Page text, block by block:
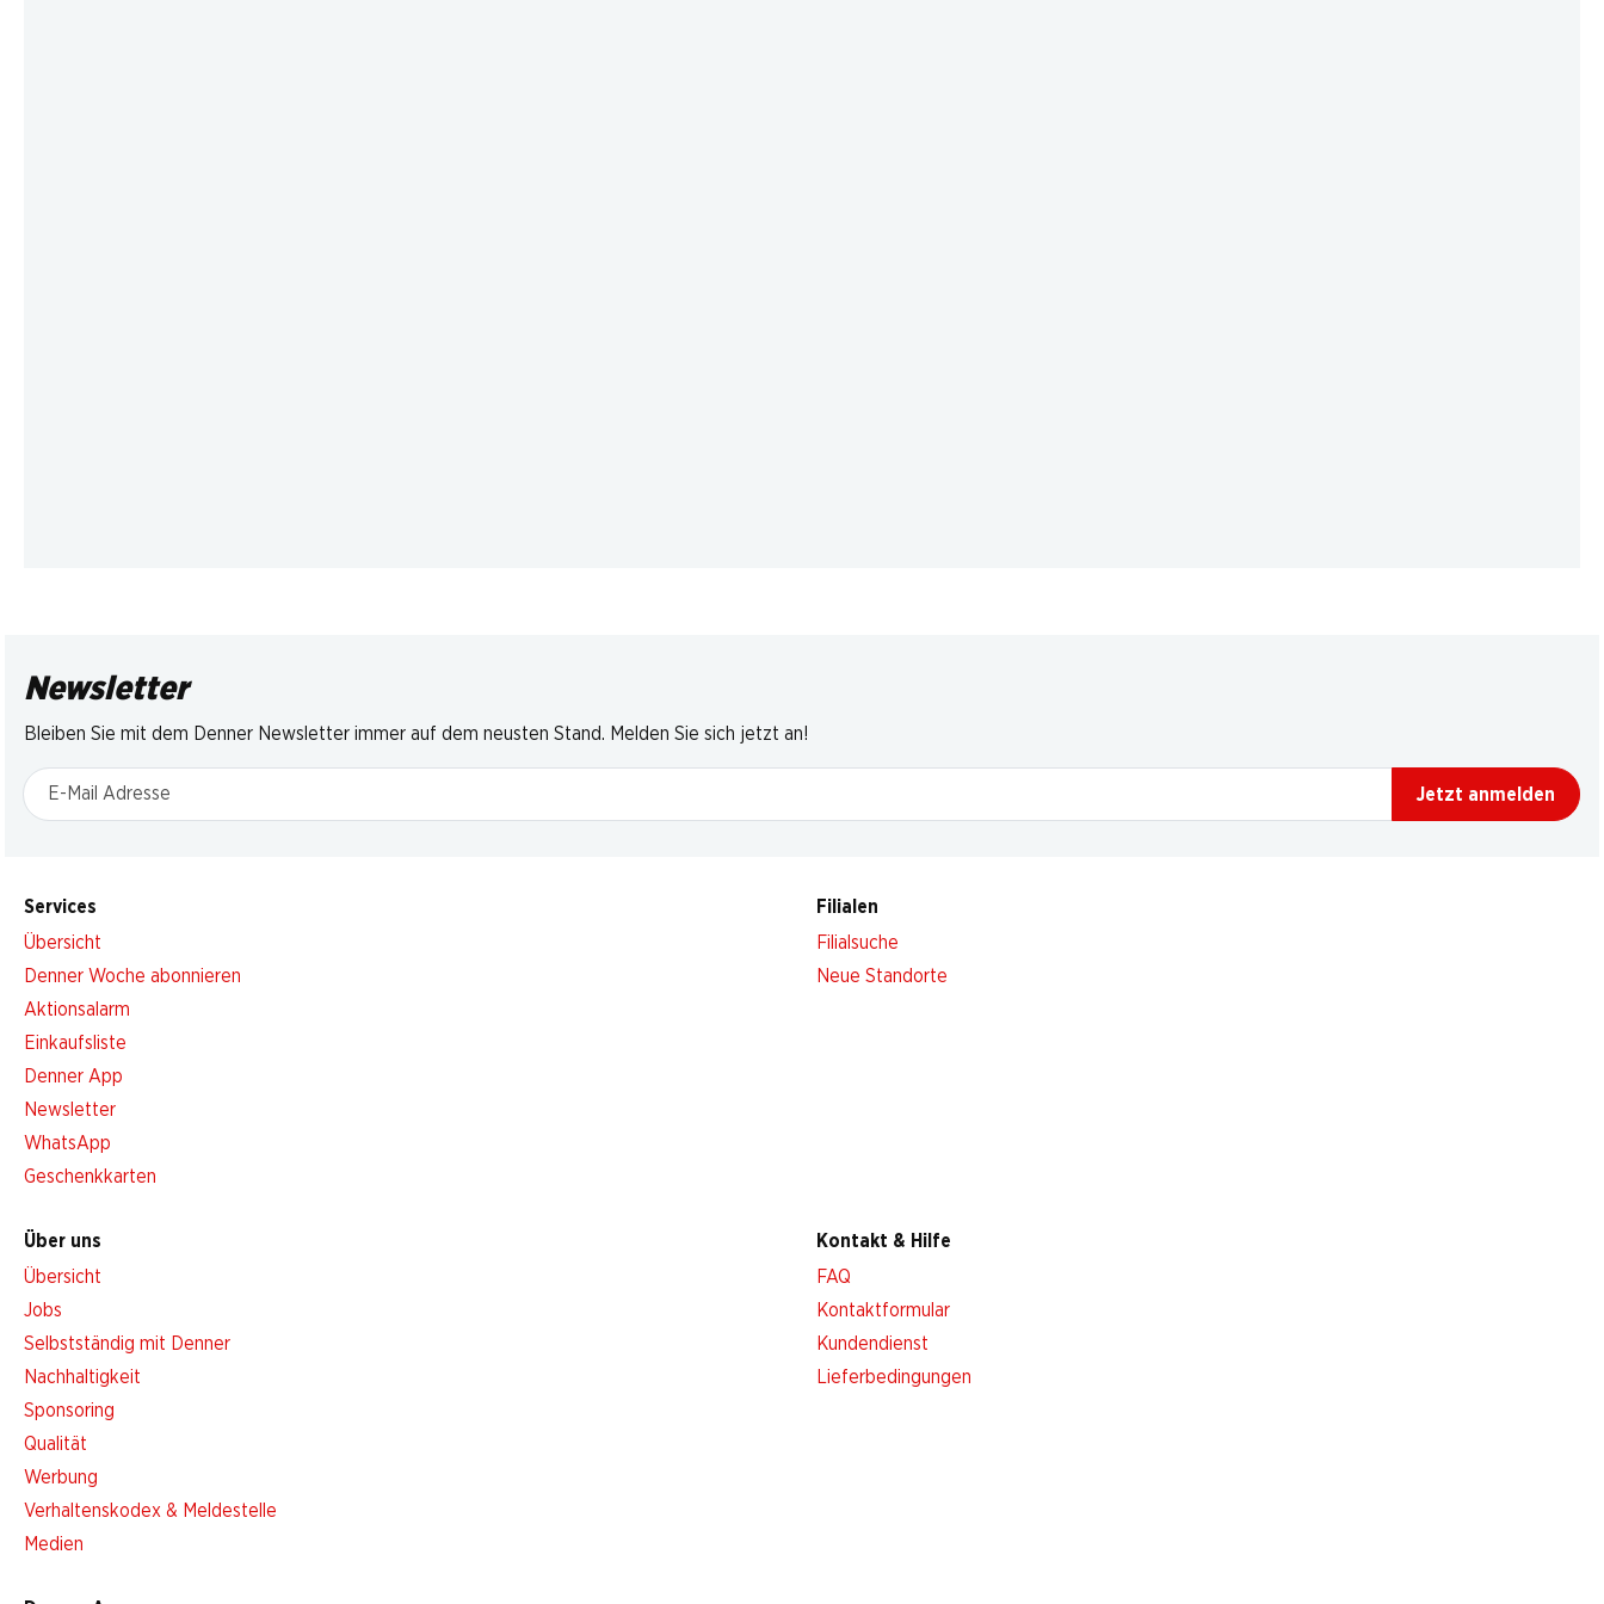
Newsletter
Bleiben Sie mit dem Denner Newsletter immer auf dem neusten Stand. Melden Sie sich jetzt an!
E-Mail Adresse
Jetzt anmelden
Services
Übersicht
Denner Woche abonnieren
Aktionsalarm
Einkaufsliste
Denner App
Newsletter
WhatsApp
Geschenkkarten
Filialen
Filialsuche
Neue Standorte
Über uns
Übersicht
Jobs
Selbstständig mit Denner
Nachhaltigkeit
Sponsoring
Qualität
Werbung
Verhaltenskodex & Meldestelle
Medien
Kontakt & Hilfe
FAQ
Kontaktformular
Kundendienst
Lieferbedingungen